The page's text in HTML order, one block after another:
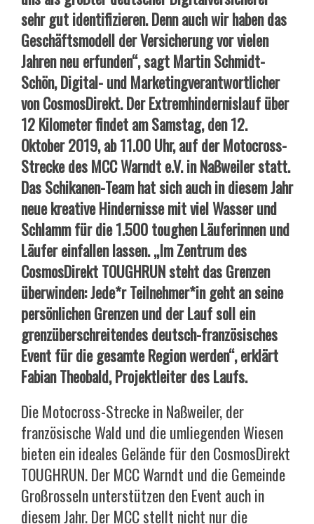
sehr gut identifizieren. Denn auch wir haben das
Geschäftsmodell der Versicherung vor vielen
Jahren neu erfunden“, sagt Martin Schmidt-
Schön, Digital- und Marketingverantwortlicher
von CosmosDirekt. Der Extremhindernislauf über
12 Kilometer findet am Samstag, den 12.
Oktober 2019, ab 11.00 Uhr, auf der Motocross-
Strecke des MCC Warndt e.V. in Naßweiler statt.
Das Schikanen-Team hat sich auch in diesem Jahr
neue kreative Hindernisse mit viel Wasser und
Schlamm für die 1.500 toughen Läuferinnen und
Läufer einfallen lassen. „Im Zentrum des
CosmosDirekt TOUGHRUN steht das Grenzen
überwinden: Jede*r Teilnehmer*in geht an seine
persönlichen Grenzen und der Lauf soll ein
grenzüberschreitendes deutsch-französisches
Event für die gesamte Region werden“, erklärt
Fabian Theobald, Projektleiter des Laufs.
Die Motocross-Strecke in Naßweiler, der
französische Wald und die umliegenden Wiesen
bieten ein ideales Gelände für den CosmosDirekt
TOUGHRUN. Der MCC Warndt und die Gemeinde
Großrosseln unterstützen den Event auch in
diesem Jahr. Der MCC stellt nicht nur die